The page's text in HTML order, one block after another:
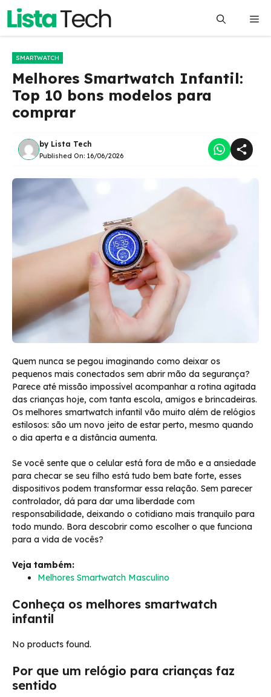
Pular
o
SMARTWATCH
Melhores Smartwatch Infantil:
Top 10 bons modelos para
comprar
by Lista Tech
Published On: 16/06/2026
Quem nunca se pegou imaginando como deixar os
pequenos mais conectados sem abrir mão da segurança?
Parece até missão impossível acompanhar a rotina agitada
das crianças hoje, com tanta escola, amigos e brincadeiras.
Os melhores smartwatch infantil vão muito além de relógios
estilosos: são um novo jeito de estar perto, mesmo quando
o dia aperta e a distância aumenta.
Se você sente que o celular está fora de mão e a ansiedade
para checar se seu filho está tudo bem bate forte, esses
dispositivos podem transformar essa relação. Sem parecer
controlador, dá para dar uma liberdade com
responsabilidade, deixando o cotidiano mais tranquilo para
todo mundo. Bora descobrir como escolher o que funciona
para a vida de vocês?
Veja também:
Melhores Smartwatch Masculino
Conheça os melhores smartwatch
infantil
No products found.
Por que um relógio para crianças faz
sentido